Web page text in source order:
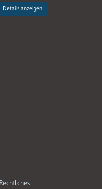
Details anzeigen
Rechtliches